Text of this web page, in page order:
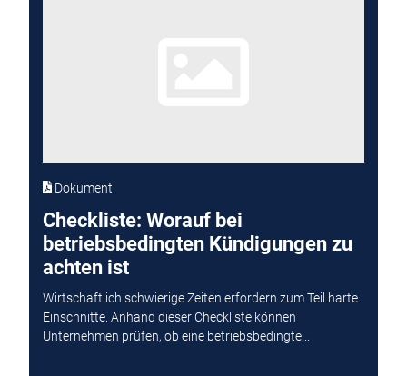
Dokument
Checkliste: Worauf bei
betriebsbedingten Kündigungen zu
achten ist
Wirtschaftlich schwierige Zeiten erfordern zum Teil harte
Einschnitte. Anhand dieser Checkliste können
Unternehmen prüfen, ob eine betriebsbedingte...